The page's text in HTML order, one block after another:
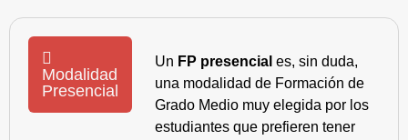
Modalidad
Presencial
Un FP presencial es, sin duda,
una modalidad de Formación de
Grado Medio muy elegida por los
estudiantes que prefieren tener